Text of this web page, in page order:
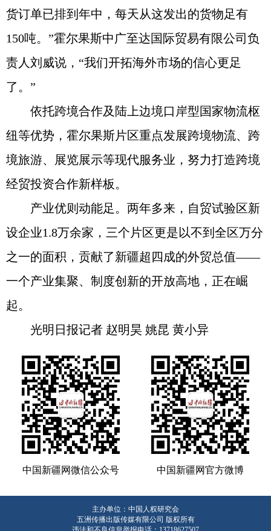
货订单已排到年中，每天从这发出的货物足有
150吨。”霍尔果斯中广至达国际贸易有限公司负
责人刘威说，“我们开拓海外市场的信心更足
了。”
依托跨境合作及陆上边境口岸型国家物流枢
纽等优势，霍尔果斯片区重点发展跨境物流、跨
境旅游、展览展示等现代服务业，努力打造跨境
经贸投资合作新样板。
产业优则动能足。两年多来，自贸试验区新
设企业1.8万余家，三个片区更是以不到全区万分
之一的面积，贡献了新疆超四成的外贸总值——
一个产业集聚、制度创新的开放高地，正在崛
起。
光明日报记者 赵明昊 姚昆 黄小异
中国新疆网微信公众号 中国新疆网官方微博
主办单位：中国人权研究会
五洲传播出版传媒有限公司 版权所有